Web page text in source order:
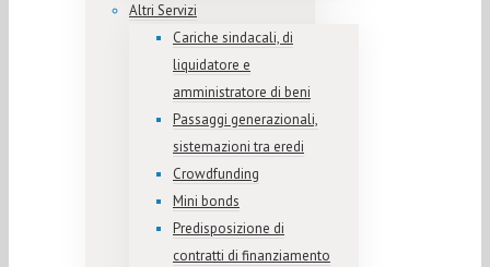
Altri Servizi
Cariche sindacali, di
liquidatore e
amministratore di beni
Passaggi generazionali,
sistemazioni tra eredi
Crowdfunding
Mini bonds
Predisposizione di
contratti di finanziamento